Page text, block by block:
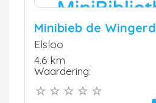
Minibieb de Wingerd
Elsloo
4.6 km
Waardering: